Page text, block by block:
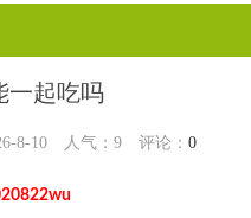
一起吃吗
8-10 人气： 9 评论： 0